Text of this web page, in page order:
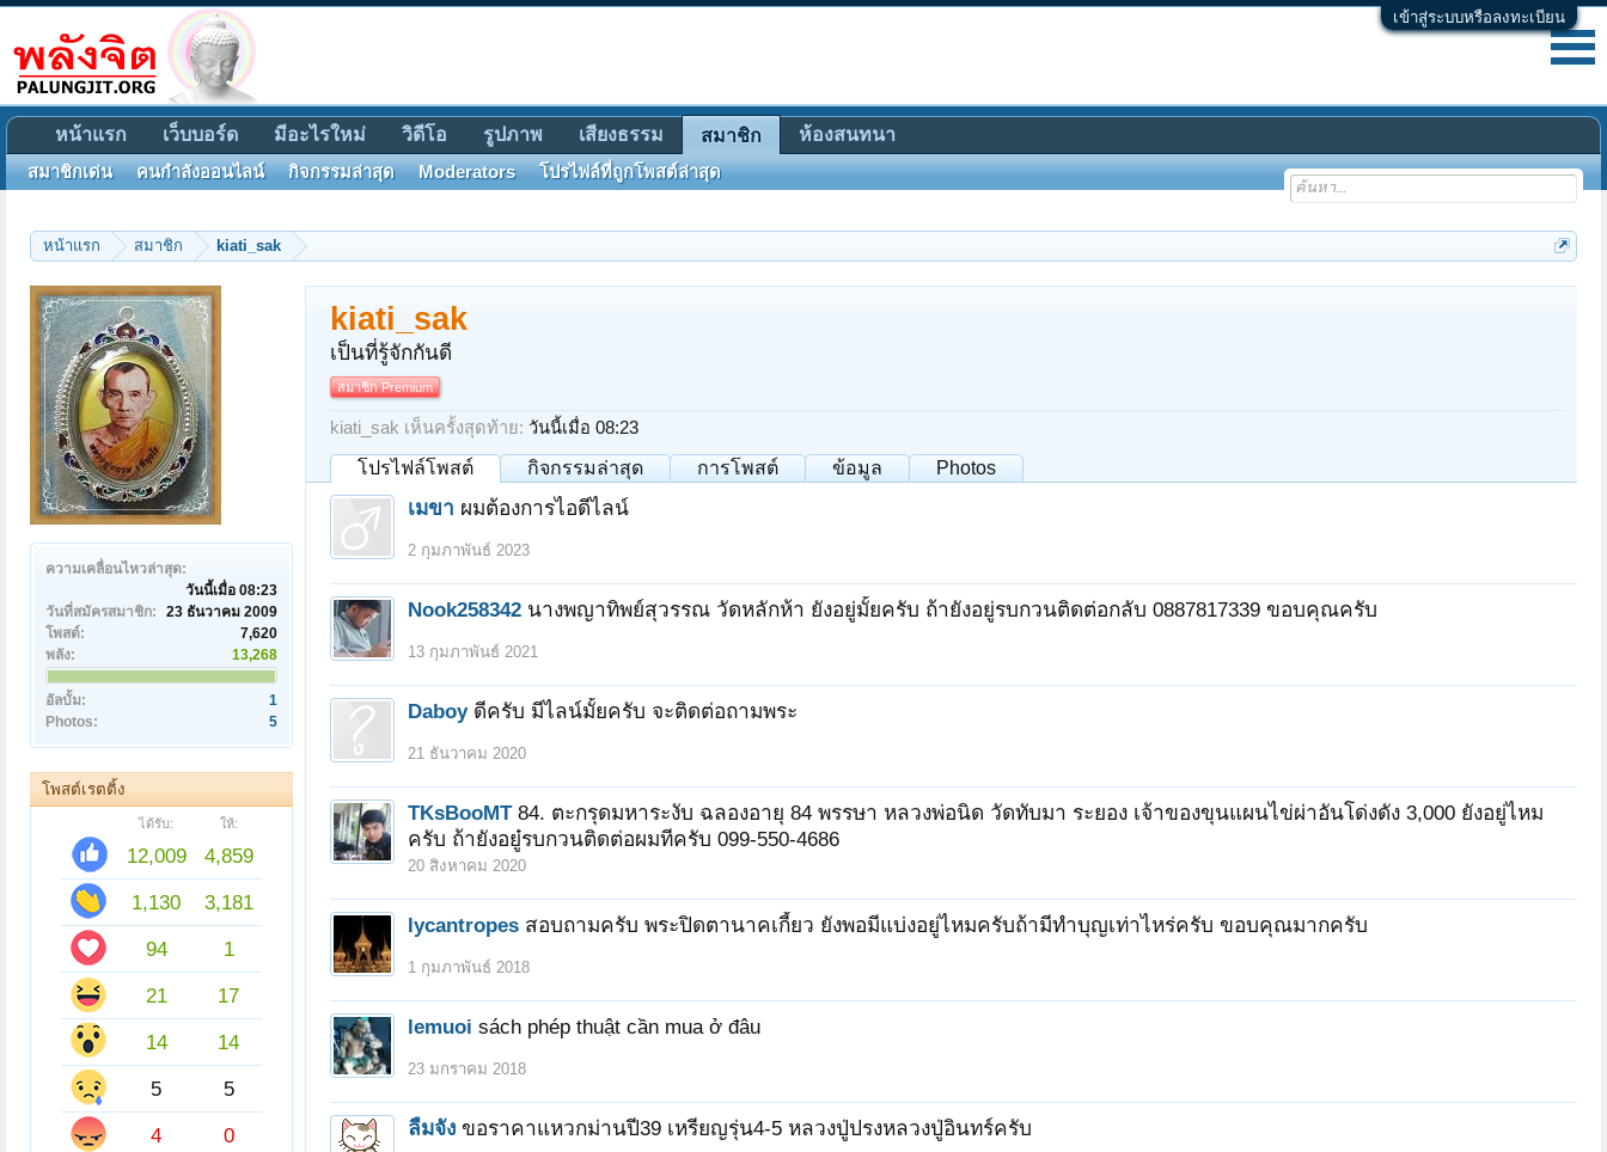
เข้าสู่ระบบหรือลงทะเบียน
หน้าแรก สมาชิก kiati_sak
ความเคลื่อนไหวล่าสุด:
วันนี้เมื่อ 08:23
วันที่สมัครสมาชิก:
23 ธันวาคม 2009
โพสต์:
7,620
พลัง:
13,268
อัลบั้ม:
1
Photos:
5
โพสต์เรตติ้ง
ได้รับ: ให้:
12,009
4,859
1,130
3,181
94
1
21
17
14
14
5
5
4
0
kiati_sak
เป็นที่รู้จักกันดี
สมาชิก Premium
kiati_sak เห็นครั้งสุดท้าย: วันนี้เมื่อ 08:23
โปรไฟล์โพสต์ กิจกรรมล่าสุด การโพสต์ ข้อมูล Photos
เมขา ผมต้องการไอดีไลน์
2 กุมภาพันธ์ 2023
Nook258342 นางพญาทิพย์สุวรรณ วัดหลักห้า ยังอยู่มั้ยครับ ถ้ายังอยู่รบกวนติดต่อกลับ 0887817339 ขอบคุณครับ
13 กุมภาพันธ์ 2021
Daboy ดีครับ มีไลน์มั้ยครับ จะติดต่อถามพระ
21 ธันวาคม 2020
TKsBooMT 84. ตะกรุดมหาระงับ ฉลองอายุ 84 พรรษา หลวงพ่อนิด วัดทับมา ระยอง เจ้าของขุนแผนไข่ผ่าอันโด่งดัง 3,000 ยังอยู่ไหม
ครับ ถ้ายังอยู๋รบกวนติดต่อผมทีครับ 099-550-4686
20 สิงหาคม 2020
lycantropes สอบถามครับ พระปิดตานาคเกี้ยว ยังพอมีแบ่งอยู่ไหมครับถ้ามีทำบุญเท่าไหร่ครับ ขอบคุณมากครับ
1 กุมภาพันธ์ 2018
lemuoi sách phép thuật cần mua ở đâu
23 มกราคม 2018
ลืมจัง ขอราคาแหวกม่านปี39 เหรียญรุ่น4-5 หลวงปู่ปรงหลวงปู่อินทร์ครับ
หน้าแรก เว็บบอร์ด มีอะไรใหม่ วิดีโอ รูปภาพ เสียงธรรม สมาชิก
สมาชิกเด่น คนกำลังออนไลน์ กิจกรรมล่าสุด Moderators โปรไฟล์ที่ถูกโพสต์ล่าสุด
ห้องสนทนา